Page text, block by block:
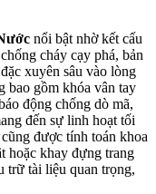
nổi bật nhờ kết cấu
cháy cạy phá, bản
xuyên sâu vào lòng
bao gồm khóa vân tay
động chống dò mã,
đến sự linh hoạt tối
được tính toán khoa
hoặc khay đựng trang
trữ tài liệu quan trọng,